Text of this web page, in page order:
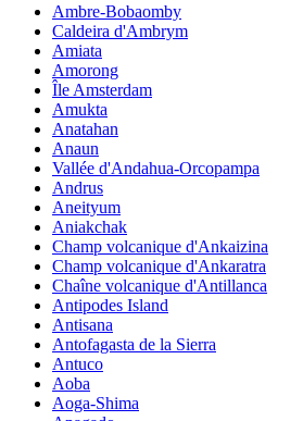
Ambre-Bobaomby
Caldeira d'Ambrym
Amiata
Amorong
Île Amsterdam
Amukta
Anatahan
Anaun
Vallée d'Andahua-Orcopampa
Andrus
Aneityum
Aniakchak
Champ volcanique d'Ankaizina
Champ volcanique d'Ankaratra
Chaîne volcanique d'Antillanca
Antipodes Island
Antisana
Antofagasta de la Sierra
Antuco
Aoba
Aoga-Shima